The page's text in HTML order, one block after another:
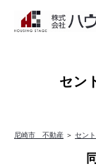
セン
尼崎市 不動産 ＞ セン